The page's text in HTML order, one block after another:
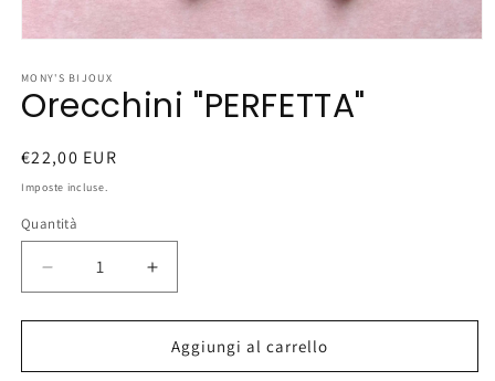
multimediali
1
in
MONY'S BIJOUX
Orecchini "PERFETTA"
Prezzo
di
€22,00 EUR
Imposte incluse.
Quantità
Diminuisci
quantità
per
&quot;PERFETTA&quot;
Aumenta
quantità
per
Orecchini
&quot;PERFETTA&quot;
Aggiungi al carrello